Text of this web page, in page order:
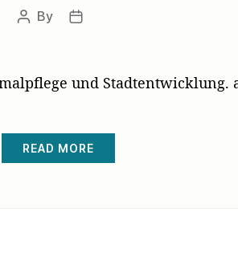
Post
By
Post
und Stadtentwicklung.
READ MORE